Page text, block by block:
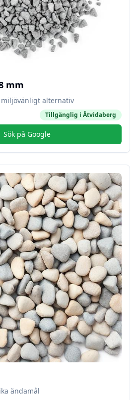
mm
alternativ
Tillgänglig i Åtvidaberg
Sök på Google
ändamål